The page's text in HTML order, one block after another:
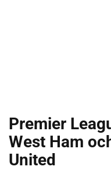
Premier
West Ham
United